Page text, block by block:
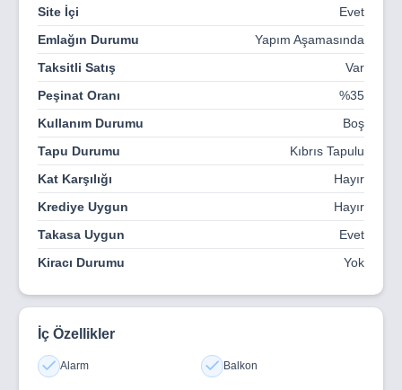
Site İçi
Evet
Emlağın Durumu
Yapım Aşamasında
Taksitli Satış
Var
Peşinat Oranı
%35
Kullanım Durumu
Boş
Tapu Durumu
Kıbrıs Tapulu
Kat Karşılığı
Hayır
Krediye Uygun
Hayır
Takasa Uygun
Evet
Kiracı Durumu
Yok
İç Özellikler
Alarm Balkon